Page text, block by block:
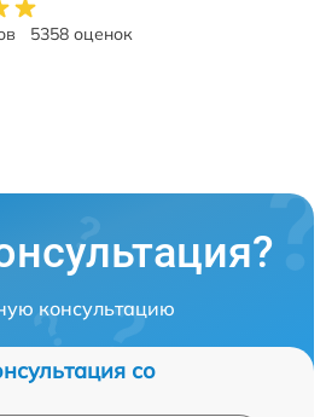
5358 оценок
консультацию
со